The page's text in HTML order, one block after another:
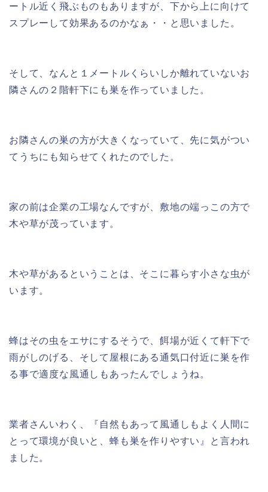
ートル近く飛ぶものもありますが、下から上に向けて
スプレーして効果あるのかなぁ・・と思いました。
そして、なんと１メートルくらいしか離れていないお
隣さんの２階軒下にも巣を作っていました。
お隣さんの巣の方が大きくなっていて、先に気がつい
てうちにも知らせてくれたのでした。
家の前は企業の工場なんですが、敷地の端っこの方で
木や草が茂っています。
木や草があるということは、そこに暮らす小さな虫が
います。
蜂はその虫をエサにするそうで、餌場が近くて軒下で
雨がしのげる、そして屋根にある通気口付近に巣を作
る事で適度な風通しもあったんでしょうね。
業者さんいわく、『自然もあって風通しもよく人間に
とって環境が良いと、蜂も巣を作りやすい』と言われ
ました。